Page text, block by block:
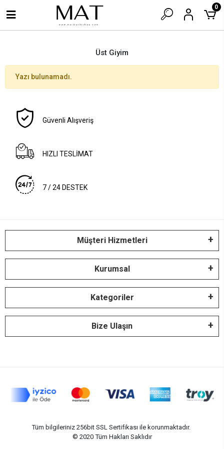
0
Üst Giyim
Yazı bulunamadı.
Güvenli Alışveriş
HIZLI TESLİMAT
7 / 24 DESTEK
Müşteri Hizmetleri
Kurumsal
Kategoriler
Bize Ulaşın
Tüm bilgileriniz 256bit SSL Sertifikası ile korunmaktadır.
© 2020 Tüm Hakları Saklıdır